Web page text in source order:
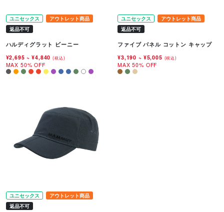
ユニセックス
アウトレット商品
返品不可
ハルディグラット ビーニー
¥2,695~ ¥4,840(税込)
MAX 50% OFF
ユニセックス
アウトレット商品
返品不可
ファイブ パネル コットン キャップ
¥3,190 ~ ¥5,005 (税込)
MAX 50% OFF
ユニセックス
アウトレット商品
返品不可